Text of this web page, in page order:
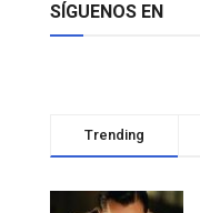
SÍGUENOS EN
Trending